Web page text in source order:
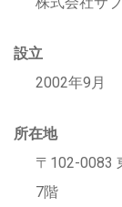
設立
2002年9月
所在地
〒102-0083
7階